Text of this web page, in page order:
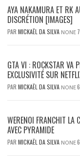
AYA NAKAMURA ET RK
DISCRÉTION [IMAGES]
PAR MICKAËL DA SILVA NONE
GTA VI : ROCKSTAR VA
EXCLUSIVITÉ SUR
PAR MICKAËL DA SILVA NONE
WERENOI FRANCHIT LA
AVEC PYRAMIDE
PAR MICKAËL DA SILVA NONE